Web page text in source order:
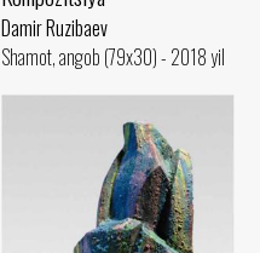
Damir Ruzibaev
Shamot, angob (79x30) - 2018 yil